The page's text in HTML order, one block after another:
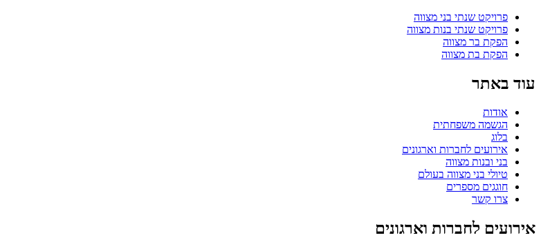
פרויקט שנתי בני מצווה
פרויקט שנתי בנות מצווה
הפקת בר מצווה
הפקת בת מצווה
עוד באתר
אודות
הגשמה משפחתית
בלוג
אירועים לחברות וארגונים
בני ובנות מצווה
טיולי בני מצווה בעולם
חוגגים מספרים
צרו קשר
אירועים לחברות וארגונים